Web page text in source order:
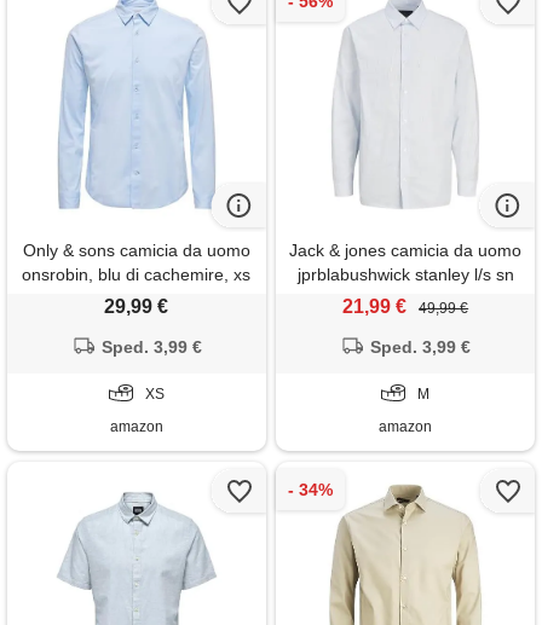
Only & sons camicia da uomo
onsrobin, blu di cachemire, xs
29,99 €
Sped. 3,99 €
XS
amazon
Jack & jones camicia da uomo
jprblabushwick stanley l/s sn
casual, cashmere
21,99 € 49,99 €
Sped. 3,99 €
M
amazon